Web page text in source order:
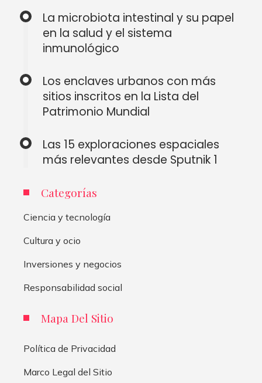
La microbiota intestinal y su papel
en la salud y el sistema
inmunológico
Los enclaves urbanos con más
sitios inscritos en la Lista del
Patrimonio Mundial
Las 15 exploraciones espaciales
más relevantes desde Sputnik 1
Categorías
Ciencia y tecnología
Cultura y ocio
Inversiones y negocios
Responsabilidad social
Mapa Del Sitio
Política de Privacidad
Marco Legal del Sitio